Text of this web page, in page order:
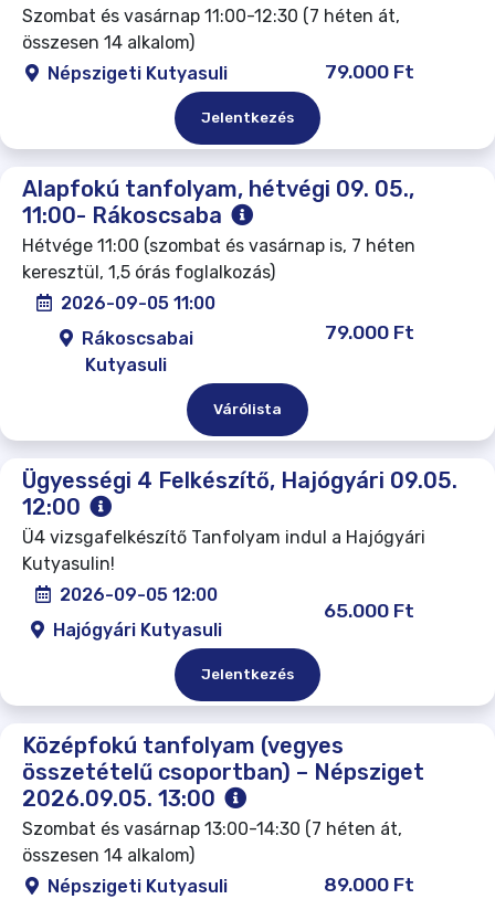
Szombat és vasárnap 11:00-12:30 (7 héten át,
összesen 14 alkalom)
Népszigeti Kutyasuli
79.000 Ft
Jelentkezés
Alapfokú tanfolyam, hétvégi 09. 05.,
11:00- Rákoscsaba
Hétvége 11:00 (szombat és vasárnap is, 7 héten
keresztül, 1,5 órás foglalkozás)
2026-09-05 11:00
Rákoscsabai
Kutyasuli
79.000 Ft
Várólista
Ügyességi 4 Felkészítő, Hajógyári 09.05.
12:00
Ü4 vizsgafelkészítő Tanfolyam indul a Hajógyári
Kutyasulin!
2026-09-05 12:00
Hajógyári Kutyasuli
65.000 Ft
Jelentkezés
Középfokú tanfolyam (vegyes
összetételű csoportban) – Népsziget
2026.09.05. 13:00
Szombat és vasárnap 13:00-14:30 (7 héten át,
összesen 14 alkalom)
Népszigeti Kutyasuli
89.000 Ft